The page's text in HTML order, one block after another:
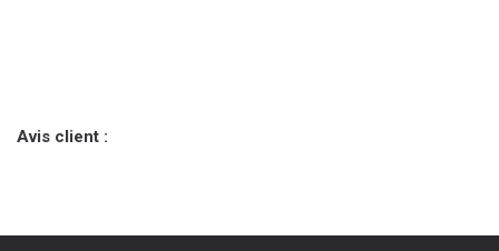
Avis client :